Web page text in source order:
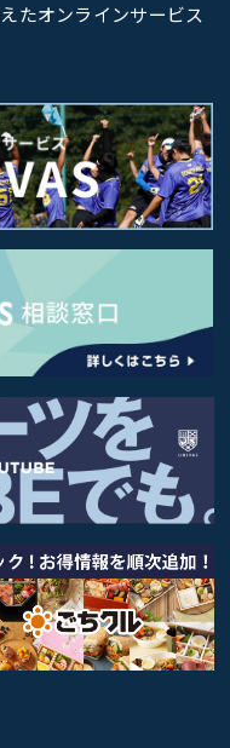
たオンラインサービス